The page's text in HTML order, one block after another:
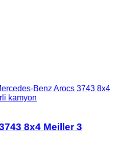
Benz Arocs 3743 8x4
kamyon
8x4 Meiller 3